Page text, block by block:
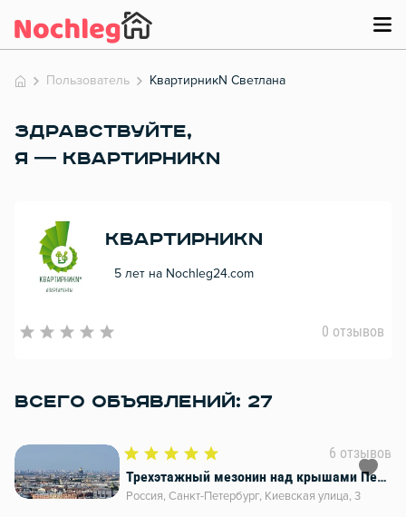
Пользователь КвартирникN Светлана
ЗДРАВСТВУЙТЕ,
Я — КВАРТИРНИКN
КвартирникN
5 лет на Nochleg24.com
0 отзывов
ВСЕГО ОБЪЯВЛЕНИЙ: 27
6 отзывов
Трехэтажный мезонин над крышами Петербурга
Россия, Санкт-Петербург, Киевская улица, 3